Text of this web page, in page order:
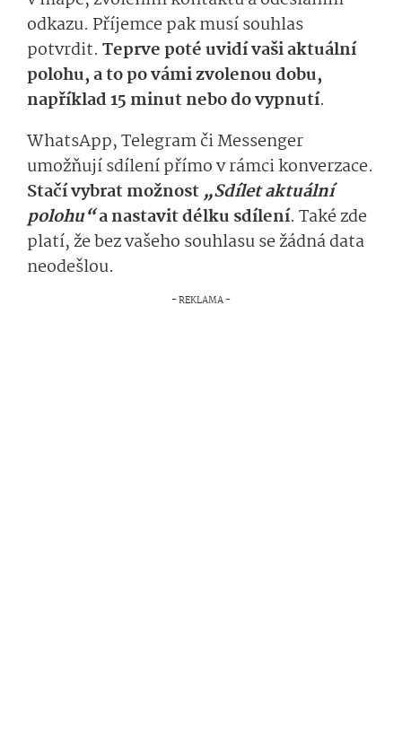
odkazu. Příjemce pak musí souhlas
potvrdit. Teprve poté uvidí vaši aktuální
polohu, a to po vámi zvolenou dobu,
například 15 minut nebo do vypnutí.
WhatsApp, Telegram či Messenger
umožňují sdílení přímo v rámci konverzace.
Stačí vybrat možnost„Sdílet aktuální
polohu“a nastavit délku sdílení. Také zde
platí, že bez vašeho souhlasu se žádná data
neodešlou.